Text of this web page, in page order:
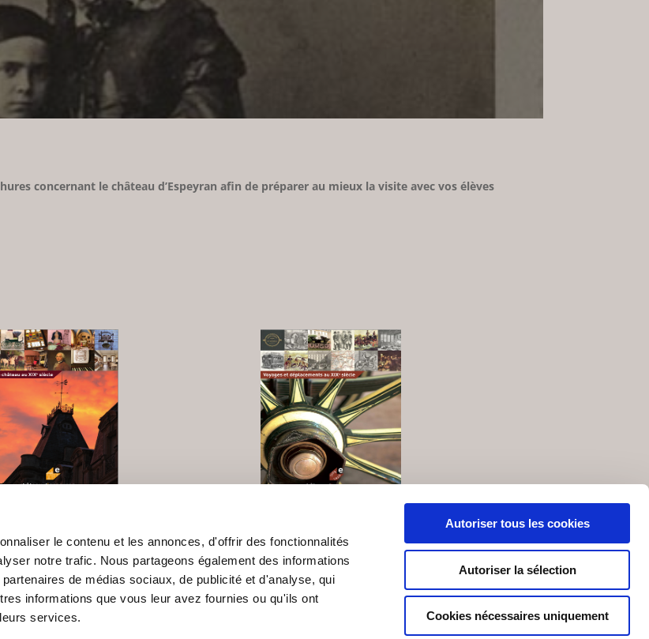
le contenu et les annonces, d'offrir des fonctionnalités
notre trafic. Nous partageons également des informations
de médias sociaux, de publicité et d'analyse, qui
informations que vous leur avez fournies ou qu'ils ont
services.
Autoriser tous les cookies
Autoriser la sélection
Cookies nécessaires uniquement
concernant le château d’Espeyran afin de préparer au mieux la visite avec vos élèves
siècle
au XIX° siècle